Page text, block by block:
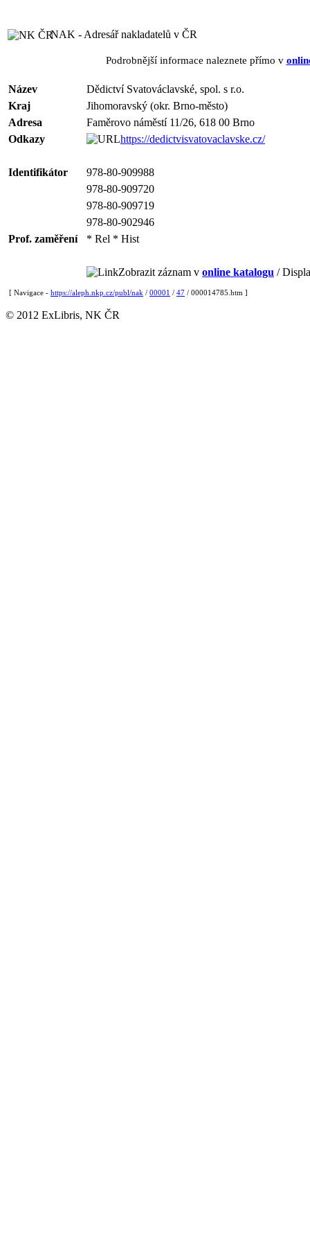
NAK - Adresář nakladatelů v ČR
Podrobnější informace naleznete přímo v
Název
Dědictví Svatováclavské, spol. s r.o.
Kraj
Jihomoravský (okr. Brno-město)
Adresa
Faměrovo náměstí 11/26, 618 00 Brno
Odkazy
https://dedictvisvatovaclavske.cz/
Identifikátor
978-80-909988
978-80-909720
978-80-909719
978-80-902946
Prof. zaměření
* Rel * Hist
Zobrazit záznam v online katalogu /
[ Navigace - https://aleph.nkp.cz/publ/nak / 00001 / 47 / 000014785.htm ]
© 2012 ExLibris, NK ČR